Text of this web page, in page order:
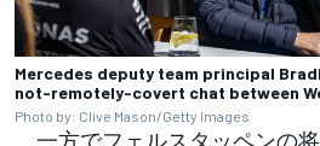
Mercedes deputy team principal
not-remotely-covert chat between
Photo by: Clive Mason/Getty Images
一方でフェルスタッペンの